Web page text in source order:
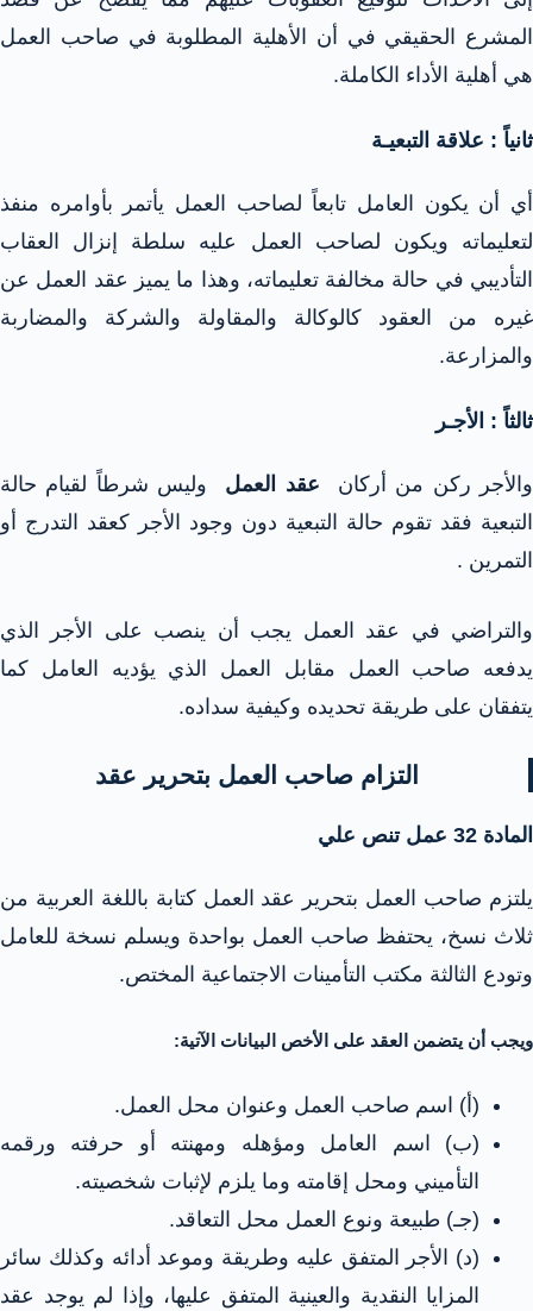
المشرع الحقيقي في أن الأهلية المطلوبة في صاحب العمل
هي أهلية الأداء الكاملة.
ثانياً : علاقة التبعيـة
أي أن يكون العامل تابعاً لصاحب العمل يأتمر بأوامره منفذ
لتعليماته ويكون لصاحب العمل عليه سلطة إنزال العقاب
التأديبي في حالة مخالفة تعليماته، وهذا ما يميز عقد العمل عن
غيره من العقود كالوكالة والمقاولة والشركة والمضاربة
والمزارعة.
ثالثاً : الأجـر
والأجر ركن من أركان عقد العمل وليس شرطاً لقيام حالة
التبعية فقد تقوم حالة التبعية دون وجود الأجر كعقد التدرج أو
التمرين .
والتراضي في عقد العمل يجب أن ينصب على الأجر الذي
يدفعه صاحب العمل مقابل العمل الذي يؤديه العامل كما
يتفقان على طريقة تحديده وكيفية سداده.
التزام صاحب العمل بتحرير عقد
المادة 32 عمل تنص علي
يلتزم صاحب العمل بتحرير عقد العمل كتابة باللغة العربية من
ثلاث نسخ، يحتفظ صاحب العمل بواحدة ويسلم نسخة للعامل
وتودع الثالثة مكتب التأمينات الاجتماعية المختص.
ويجب أن يتضمن العقد على الأخص البيانات الآتية:
(أ) اسم صاحب العمل وعنوان محل العمل.
(ب) اسم العامل ومؤهله ومهنته أو حرفته ورقمه
التأميني ومحل إقامته وما يلزم لإثبات شخصيته.
(جـ) طبيعة ونوع العمل محل التعاقد.
(د) الأجر المتفق عليه وطريقة وموعد أدائه وكذلك سائر
المزايا النقدية والعينية المتفق عليها، وإذا لم يوجد عقد